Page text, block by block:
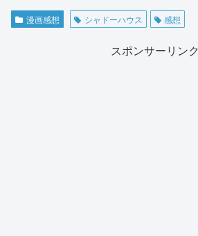
漫画感想 シャドーハウス 感想
スポンサーリンク